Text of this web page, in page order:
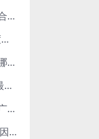
「韩国李海仁擦边短剧合集【15部中字54部原版】
公益解析，最稳定的“度盘”直链解析站，突破速度限制
麻豆蹭热度翻拍作品《哪吒之淫邪三龙女大战真阳魔童》 已上线
太极v2.9.7，聚合软件最新版，25+源也非常猛了！
风铃动漫，一款免费无广告的电脑端追番神器！
《请做coser的主人2》因“C度大”被Steam下架的真人美女互动游戏！